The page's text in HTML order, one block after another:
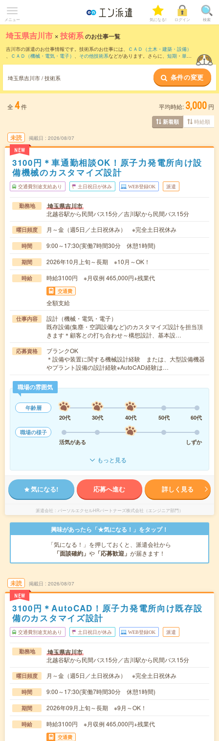
メニュー 気になる! ログイン 検索
埼玉県吉川市 ×技術系のお仕事一覧
吉川市の派遣のお仕事情報です。技術系のお仕事には、
ＣＡＤ（土木・建築・設備）
、
ＣＡＤ（機械・電気・電子） 、 その他技術系などがあります。さらに、 短期 ・ 単発
埼玉県吉川市 / 技術系 条件の変更
全 4件 平均時給: 3,000 円
新着順 時給順
未読
NEW
掲載日 2026/08/07
3100円＊車通勤相談OK！原子力発電所向け設
備機械のカスタマイズ設計
交通費別途支給あり 土日祝日が休み WEB登録OK 派遣
勤務地 埼玉県吉川市
北越谷駅から民間バス15分／吉川駅から民間バス15分
曜日頻度 月～金（週5日／土日祝休み） ※完全土日祝休み
時間 9:00～17:30(実働7時間30分 休憩1時間)
期間 2026年10月上旬～長期 ※10月～OK！
時給 時給3100円 ※月収例 465,000円+残業代
交通費
全額支給
仕事内容
設計（機械・電気・電子）
既存設備(集塵・空調設備など)のカスタマイズ設計を担当頂
きます＊顧客との打ち合わせ～構想設計、基本設…
応募資格
ブランクOK
＊設備や装置に関する機械設計経験 または、大型設備機器
やプラント設備の設計経験※AutoCAD経験は…
職場の雰囲気
年齢層
20代
30代 40代 50代
60代
職場の様子
活気がある
しずか
もっと見る
気になる! 応募へ進む 詳しく見る
派遣会社 パーソルエクセルHRパートナーズ株式会社（エンジニア部門）
興味があったら「★気になる！」をタップ！
「気になる！」を押しておくと、派遣会社から
「面談確約」 や 「応募歓迎」 が届きます！
未読
NEW
掲載日 2026/08/07
3100円＊AutoCAD！原子力発電所向け既存設
備のカスタマイズ設計
交通費別途支給あり 土日祝日が休み WEB登録OK 派遣
勤務地 埼玉県吉川市
北越谷駅から民間バス15分／吉川駅から民間バス15分
曜日頻度 月～金（週5日／土日祝休み） ※完全土日祝休み
時間 9:00～17:30(実働7時間30分 休憩1時間)
期間 2026年09月上旬～長期 ※9月～OK！
時給 時給3100円 ※月収例 465,000円+残業代
交通費